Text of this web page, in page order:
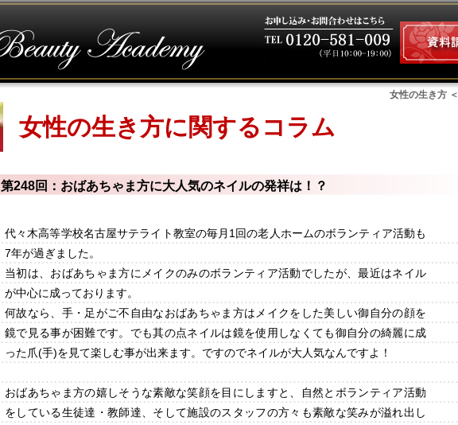
女性の生き方 ＜
女性の生き方に関するコラム
第248回：おばあちゃま方に大人気のネイルの発祥は！？
代々木高等学校名古屋サテライト教室の毎月1回の老人ホームのボランティア活動も
7年が過ぎました。
当初は、おばあちゃま方にメイクのみのボランティア活動でしたが、最近はネイル
が中心に成っております。
何故なら、手・足がご不自由なおばあちゃま方はメイクをした美しい御自分の顔を
鏡で見る事が困難です。でも其の点ネイルは鏡を使用しなくても御自分の綺麗に成
った爪(手)を見て楽しむ事が出来ます。ですのでネイルが大人気なんですよ！
おばあちゃま方の嬉しそうな素敵な笑顔を目にしますと、自然とボランティア活動
をしている生徒達・教師達、そして施設のスタッフの方々も素敵な笑みが溢れ出し